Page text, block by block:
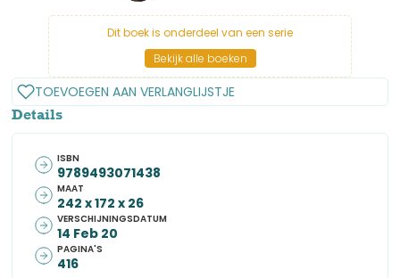
Dit boek is onderdeel van een serie
Bekijk alle boeken
TOEVOEGEN AAN VERLANGLIJSTJE
Details
ISBN
9789493071438
MAAT
242 x 172 x 26
VERSCHIJNINGSDATUM
14 Feb 20
PAGINA'S
416